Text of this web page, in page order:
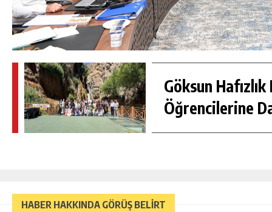
Göksun Hafızlık
Öğrencilerine
HABER HAKKINDA GÖRÜŞ BELİRT